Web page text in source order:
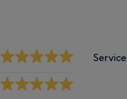
Service